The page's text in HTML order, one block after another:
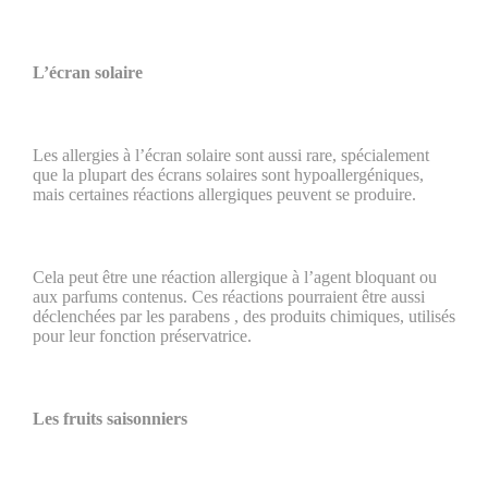
L’écran solaire
Les allergies à l’écran solaire sont aussi rare, spécialement
que la plupart des écrans solaires sont hypoallergéniques,
mais certaines réactions allergiques peuvent se produire.
Cela peut être une réaction allergique à l’agent bloquant ou
aux parfums contenus. Ces réactions pourraient être aussi
déclenchées par les parabens , des produits chimiques, utilisés
pour leur fonction préservatrice.
Les fruits saisonniers